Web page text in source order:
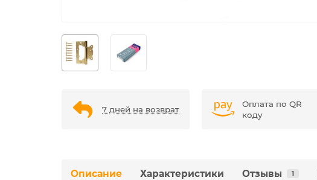
7 дней на возврат
Оплата по QR
коду
Описание Характеристики Отзывы 1